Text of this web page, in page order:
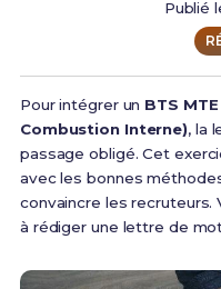
Publié
Pour intégrer un BTS
Combustion Interne), la
passage obligé. Cet
avec les bonnes
convaincre les recruteurs.
à rédiger une lettre de